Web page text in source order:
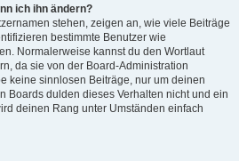
ich ihn ändern?
stehen, zeigen an, wie viele Beiträge
bestimmte Benutzer wie
Normalerweise kannst du den Wortlaut
da sie von der Board-Administration
keine sinnlosen Beiträge, nur um deinen
Boards dulden dieses Verhalten nicht und ein
deinen Rang unter Umständen einfach